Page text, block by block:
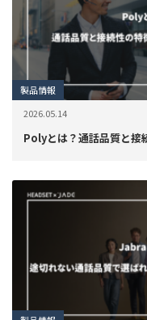
製品情報
2026.05.14
Polyとは？通話品質と接